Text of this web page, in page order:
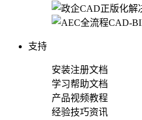
支持
安装注册文档
学习帮助文档
产品视频教程
经验技巧资讯